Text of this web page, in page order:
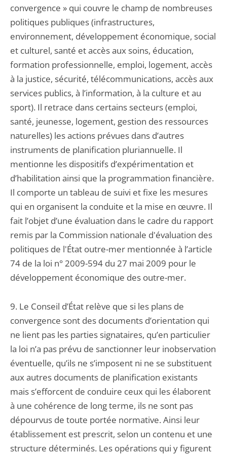
convergence » qui couvre le champ de nombreuses
politiques publiques (infrastructures,
environnement, développement économique, social
et culturel, santé et accès aux soins, éducation,
formation professionnelle, emploi, logement, accès
à la justice, sécurité, télécommunications, accès aux
services publics, à l’information, à la culture et au
sport). Il retrace dans certains secteurs (emploi,
santé, jeunesse, logement, gestion des ressources
naturelles) les actions prévues dans d’autres
instruments de planification pluriannuelle. Il
mentionne les dispositifs d’expérimentation et
d’habilitation ainsi que la programmation financière.
Il comporte un tableau de suivi et fixe les mesures
qui en organisent la conduite et la mise en œuvre. Il
fait l’objet d’une évaluation dans le cadre du rapport
remis par la Commission nationale d'évaluation des
politiques de l'État outre-mer mentionnée à l’article
74 de la loi n° 2009-594 du 27 mai 2009 pour le
développement économique des outre-mer.
9. Le Conseil d’État relève que si les plans de
convergence sont des documents d’orientation qui
ne lient pas les parties signataires, qu’en particulier
la loi n’a pas prévu de sanctionner leur inobservation
éventuelle, qu’ils ne s’imposent ni ne se substituent
aux autres documents de planification existants
mais s’efforcent de conduire ceux qui les élaborent
à une cohérence de long terme, ils ne sont pas
dépourvus de toute portée normative. Ainsi leur
établissement est prescrit, selon un contenu et une
structure déterminés. Les opérations qui y figurent